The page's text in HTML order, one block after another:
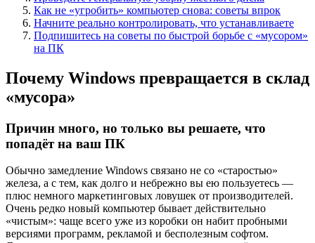
Как не «угробить» компьютер снова: советы впрок
Начните реально контролировать, что устанавливаете
Подпишитесь на советы по быстрой борьбе с «мусором»
на ПК
Почему Windows превращается в склад
«мусора»
Причин много, но только вы решаете, что
попадёт на ваш ПК
Обычно замедление Windows связано не со «старостью»
железа, а с тем, как долго и небрежно вы ею пользуетесь —
плюс немного маркетинговых ловушек от производителей.
Очень редко новый компьютер бывает действительно
«чистым»: чаще всего уже из коробки он набит пробными
версиями программ, рекламой и бесполезным софтом.